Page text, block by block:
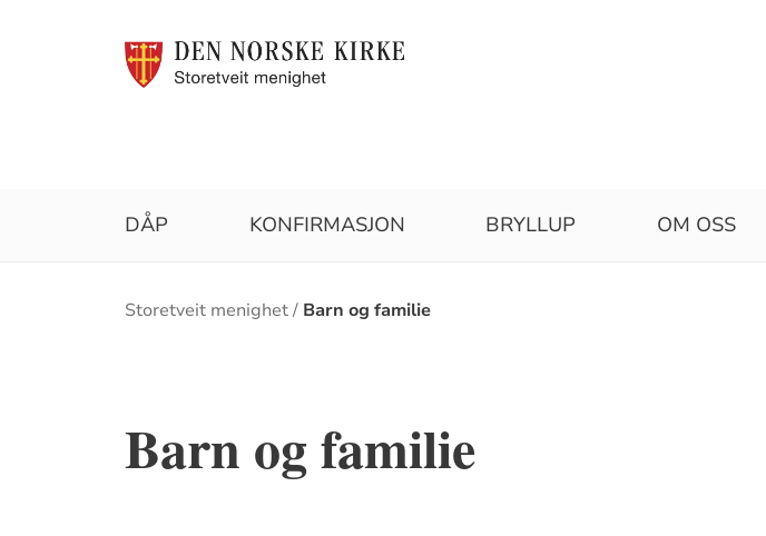
DÅP KONFIRMASJON BRYLLUP OM OSS
Brødsmulesti
Storetveit menighet Barn og familie
Barn og familie